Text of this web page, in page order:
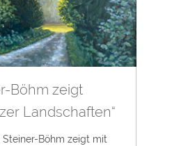
Böhm zeigt
Landschaften“
Steiner-Böhm zeigt mit